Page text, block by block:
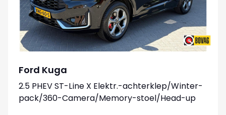
Ford Kuga
2.5 PHEV ST-Line X Elektr.-achterklep/Winter-
pack/360-Camera/Memory-stoel/Head-up